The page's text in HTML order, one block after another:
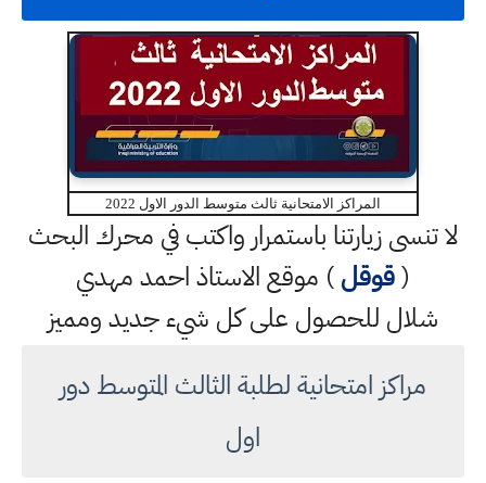
المراكز الامتحانية ثالث متوسط الدور الاول 2022
لا تنسى زيارتنا باستمرار واكتب في محرك البحث
(قوقل) موقع الاستاذ احمد مهدي
شلال للحصول على كل شيء جديد ومميز
مراكز امتحانية لطلبة الثالث المتوسط دور
اول